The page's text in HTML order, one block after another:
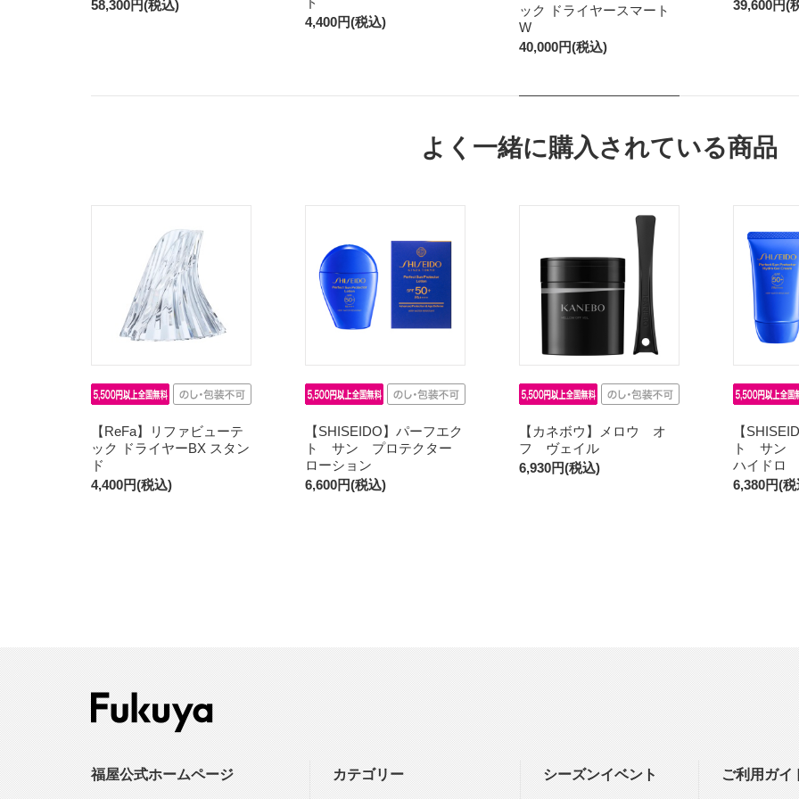
58,300円(税込)
4,400円(税込)
ック ドライヤースマート
W
40,000円(税込)
39,600円(
よく一緒に購入されている商品
【ReFa】リファビューテ
ック ドライヤーBX スタン
ド
4,400円(税込)
【SHISEIDO】パーフエク
ト サン プロテクター
ローション
6,600円(税込)
【カネボウ】メロウ オ
フ ヴェイル
6,930円(税込)
【
ト サン
ハイドロ
6,380円(
福屋公式ホームページ カテゴリー シーズンイベント ご利用ガイ